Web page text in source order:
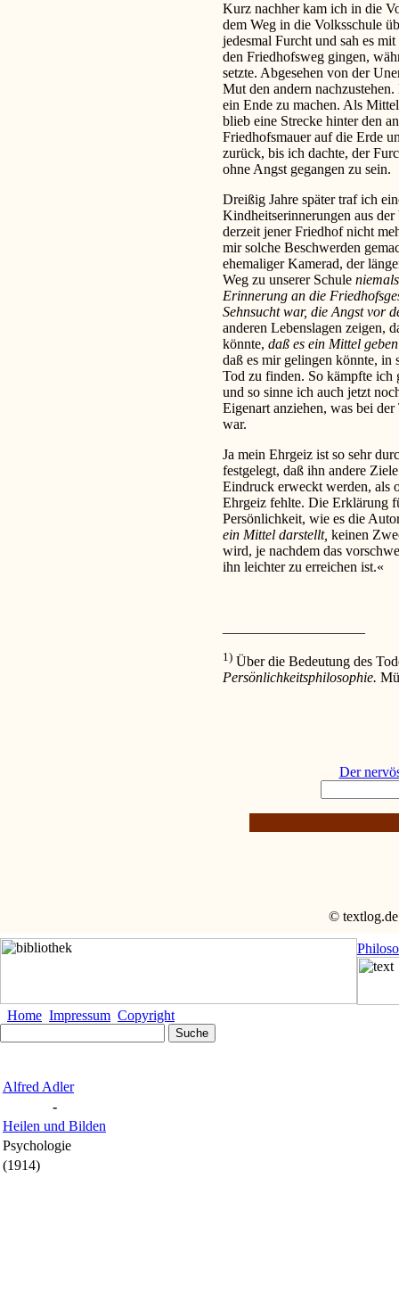
Kurz nachher kam ich in die
dem Weg in die Volksschule
jedesmal Furcht und sah es
den Friedhofsweg gingen,
setzte. Abgesehen von der
Mut den andern
ein Ende zu machen. Als
blieb eine Strecke hinter den
Friedhofsmauer auf die Erde
zurück, bis ich dachte, der
ohne Angst gegangen zu sein.
Dreißig Jahre später traf ich
Kindheitserinnerungen aus
derzeit jener Friedhof nicht
mir solche Beschwerden
ehemaliger Kamerad, der
Weg zu unserer Schule
Erinnerung an die
Sehnsucht war, die Angst vor
anderen Lebenslagen zeigen,
könnte, daß es ein Mittel
daß es mir gelingen könnte, in
Tod zu finden. So kämpfte
und so sinne ich auch jetzt
Eigenart anziehen, was bei
war.
Ja mein Ehrgeiz ist so sehr
festgelegt, daß ihn andere
Eindruck erweckt werden, als
Ehrgeiz fehlte. Die Erklärung
Persönlichkeit, wie es die
ein Mittel darstellt, keinen
wird, je nachdem das
ihn leichter zu erreichen ist.«
1) Über die Bedeutung des
Persönlichkeitsphilosophie.
Der
© textlog.de
Home Impressum Copyright
Alfred Adler
-
Heilen und Bilden
Psychologie
(1914)